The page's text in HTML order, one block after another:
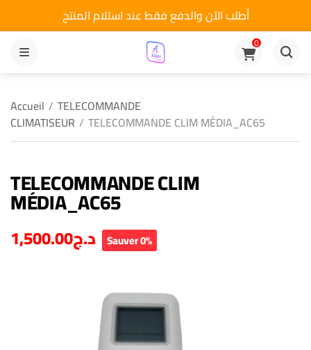
أطلب الآن والدفع فقط عند استلام المنتج
MENU
0
Accueil / TELECOMMANDE
CLIMATISEUR / TELECOMMANDE CLIM MÉDIA_AC65
TELECOMMANDE CLIM
MÉDIA_AC65
د.ج1,500.00 Sauver 0%